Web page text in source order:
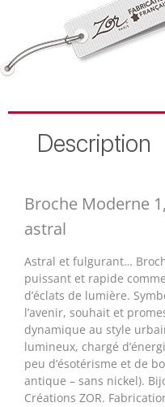
Description
Broche Moderne
astral
Astral et fulgurant…
puissant et rapide
d’éclats de lumière.
l’avenir, souhait et
dynamique au style
lumineux, chargé
peu d’ésotérisme et de
antique – sans nickel).
Créations ZOR.